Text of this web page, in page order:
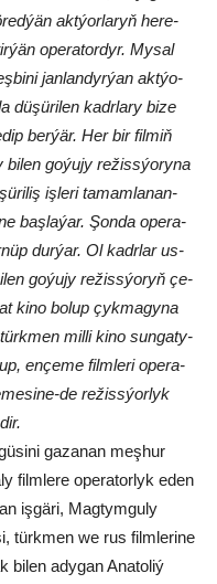
akt­ýor­la­ryň he­re­
ope­ra­tor­dyr. My­sal
jan­lan­dyr­ýan akt­ýo­
dü­şü­ri­len kadr­la­ry bi­ze
ber­ýär. Her bir fil­miň
bi­len go­ýu­jy re­žiss­ýo­ry­na
iş­le­ri ta­mam­la­nan­
baş­la­ýar. Şon­da ope­ra­
dur­ýar. Ol kadr­lar us­
go­ýu­jy re­žiss­ýo­ryň çe­
ki­no bo­lup çyk­ma­gy­na
mil­li ki­no sun­ga­ty­
en­çe­me film­le­ri ope­ra­
de re­žiss­ýor­lyk
ga­za­nan meş­hur
film­le­re ope­ra­tor­­lyk eden
iş­gä­ri, Mag­tym­gu­ly
türk­men we rus film­le­ri­ne
bi­len ady­gan Ana­to­liý